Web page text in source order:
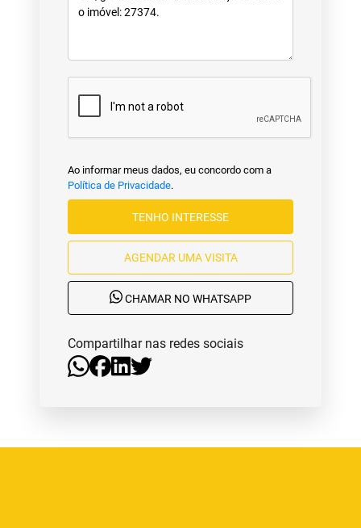
Ao informar meus dados, eu concordo com a
Política de Privacidade.
TENHO INTERESSE
AGENDAR UMA VISITA
CHAMAR NO WHATSAPP
Compartilhar nas redes sociais